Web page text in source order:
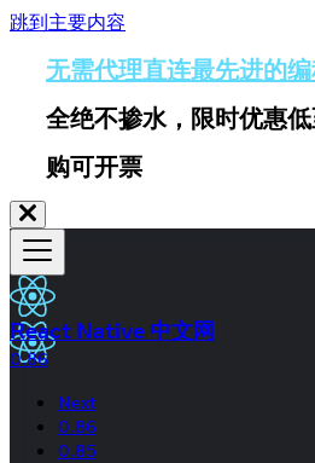
跳到主要内容
无需代理直连最先进的
全绝不掺水，限时优惠
购可开票
React Native 中文网
0.86
Next
0.86
0.85